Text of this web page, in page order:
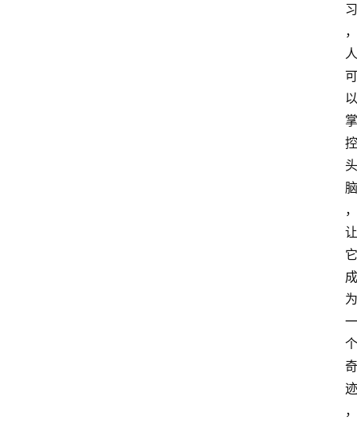
习
，
人
可
以
掌
控
头
脑
，
让
它
成
为
一
个
奇
迹
，